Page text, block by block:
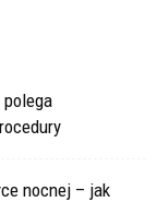
nocnej – jak